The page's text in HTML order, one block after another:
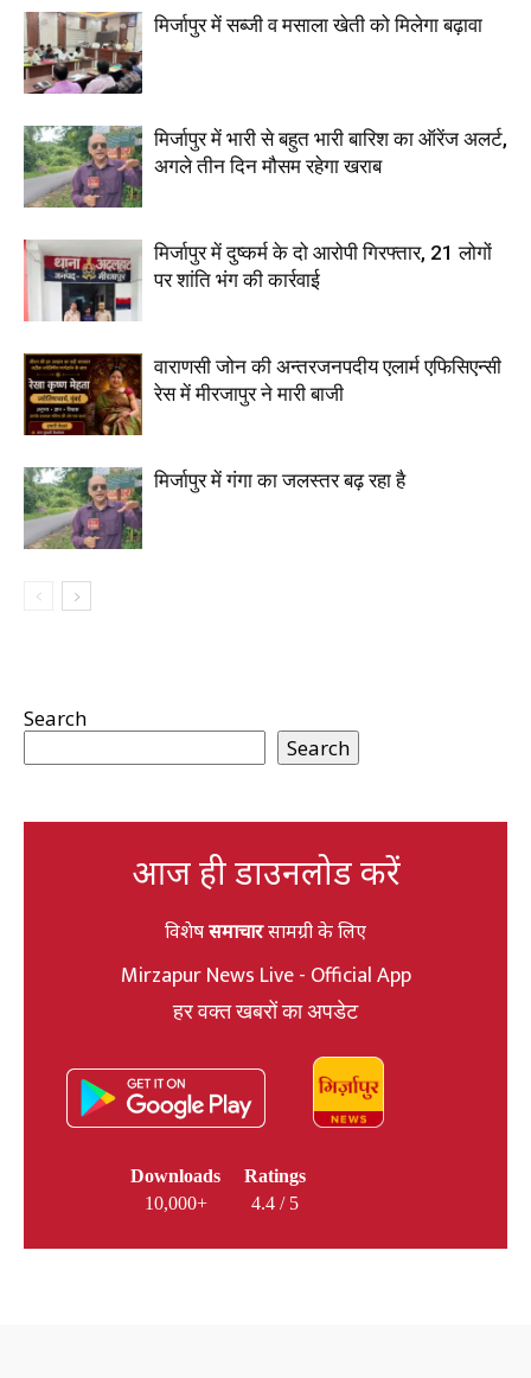
मिर्जापुर में सब्जी व मसाला खेती को मिलेगा बढ़ावा
मिर्जापुर में भारी से बहुत भारी बारिश का ऑरेंज अलर्ट,
अगले तीन दिन मौसम रहेगा खराब
मिर्जापुर में दुष्कर्म के दो आरोपी गिरफ्तार, 21 लोगों
पर शांति भंग की कार्रवाई
वाराणसी जोन की अन्तरजनपदीय एलार्म एफिसिएन्सी
रेस में मीरजापुर ने मारी बाजी
मिर्जापुर में गंगा का जलस्तर बढ़ रहा है
Search
Search
आज ही डाउनलोड करें
विशेषसमाचारसामग्री के लिए
Mirzapur News Live - Official App
हर वक्त खबरों का अपडेट
Downloads
10,000+
Ratings
4.4 / 5